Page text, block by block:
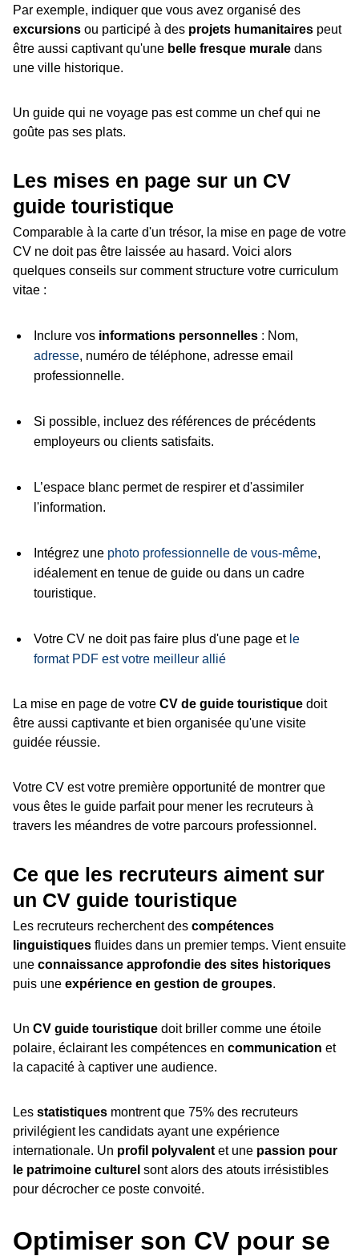
Par exemple, indiquer que vous avez organisé des
excursions ou participé à des projets humanitaires peut
être aussi captivant qu'une belle fresque murale dans
une ville historique.
Un guide qui ne voyage pas est comme un chef qui ne
goûte pas ses plats.
Les mises en page sur un CV
guide touristique
Comparable à la carte d'un trésor, la mise en page de votre
CV ne doit pas être laissée au hasard. Voici alors
quelques conseils sur comment structure votre curriculum
vitae :
Inclure vos informations personnelles: Nom,
adresse, numéro de téléphone, adresse email
professionnelle.
Si possible, incluez des références de précédents
employeurs ou clients satisfaits.
L’espace blanc permet de respirer et d'assimiler
l'information.
Intégrez une photo professionnelle de vous-même,
idéalement en tenue de guide ou dans un cadre
touristique.
Votre CV ne doit pas faire plus d'une page et le
format PDF est votre meilleur allié
La mise en page de votre CV de guide touristique doit
être aussi captivante et bien organisée qu'une visite
guidée réussie.
Votre CV est votre première opportunité de montrer que
vous êtes le guide parfait pour mener les recruteurs à
travers les méandres de votre parcours professionnel.
Ce que les recruteurs aiment sur
un CV guide touristique
Les recruteurs recherchent des compétences
linguistiques fluides dans un premier temps. Vient ensuite
une connaissance approfondie des sites historiques
puis une expérience en gestion de groupes.
Un CV guide touristique doit briller comme une étoile
polaire, éclairant les compétences en communication et
la capacité à captiver une audience.
Les statistiques montrent que 75% des recruteurs
privilégient les candidats ayant une expérience
internationale. Un profil polyvalent et une passion pour
le patrimoine culturel sont alors des atouts irrésistibles
pour décrocher ce poste convoité.
Optimiser son CV pour se